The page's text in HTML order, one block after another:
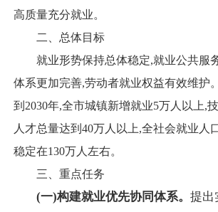
高质量充分就业。
二、 总体目标
就业形势保持总体稳定,就业公共服
体系更加完善,劳动者就业权益有效维护。
到2030年,全市城镇新增就业5万人以上,
人才总量达到40万人以上,全社会就业人
稳定在130万人左右。
三、重点任务
(一)构建就业优先协同体系。 提出